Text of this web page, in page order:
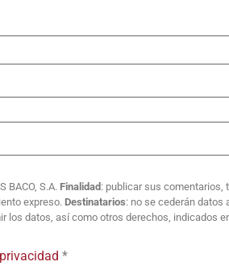
BACO, S.A. Finalidad : publicar sus
expreso. Destinatarios: no se cederán datos
los datos, así como otros derechos, indicados
*